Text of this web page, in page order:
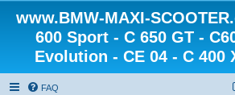
www.BMW-MAXI-
600 Sport - C 650 GT -
Evolution - CE 04 - C 400
FAQ